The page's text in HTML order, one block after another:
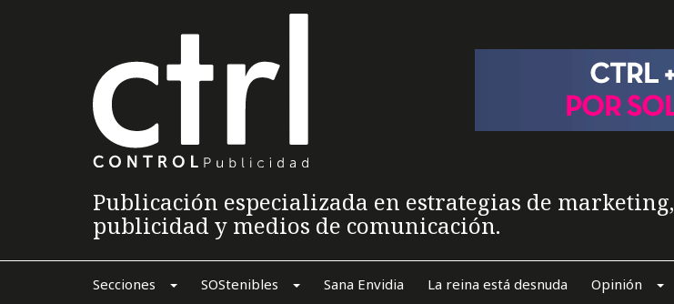
Publicación especializada en estrategias de marketing,
publicidad y medios de comunicación.
Secciones SOStenibles Sana Envidia La reina está desnuda Opinión